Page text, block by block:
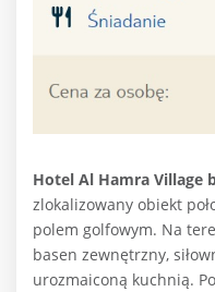
Hotel Al Hamra Village
zlokalizowany obiekt
polem golfowym. Na
basen zewnętrzny,
urozmaiconą kuchnią.